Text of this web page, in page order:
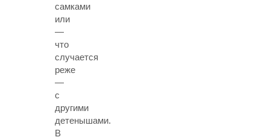
самками
или
—
что
случается
реже
—
с
другими
детенышами.
В